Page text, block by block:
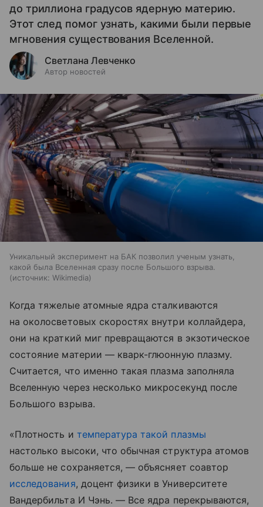
до триллиона градусов ядерную материю.
Этот след помог узнать, какими были первые
мгновения существования Вселенной.
Светлана Левченко
Автор новостей
Уникальный эксперимент на БАК позволил ученым узнать,
какой была Вселенная сразу после Большого взрыва.
источник: Wikimedia
Когда тяжелые атомные ядра сталкиваются
на околосветовых скоростях внутри коллайдера,
они на краткий миг превращаются в экзотическое
состояние материи — кварк-глюонную плазму.
Считается, что именно такая плазма заполняла
Вселенную через несколько микросекунд после
Большого взрыва.
«Плотность и температура такой плазмы
настолько высоки, что обычная структура атомов
больше не сохраняется, — объясняет соавтор
исследования, доцент физики в Университете
Вандербильта И Чэнь. — Все ядра перекрываются,